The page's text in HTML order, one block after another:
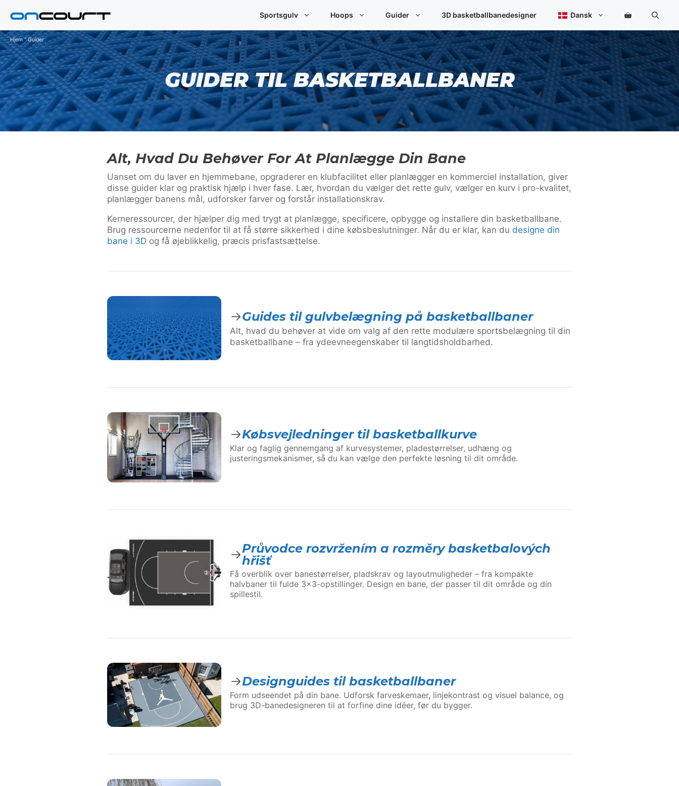
Sportsgulv Hoops Guider 3D basketballbanedesigner Dansk
Hjem"Guider
GUIDER TIL BASKETBALLBANER
Alt, Hvad Du Behøver For At Planlægge Din Bane
Uanset om du laver en hjemmebane, opgraderer en klubfacilitet eller planlægger en kommerciel installation, giver
disse guider klar og praktisk hjælp i hver fase. Lær, hvordan du vælger det rette gulv, vælger en kurv i pro-kvalitet,
planlægger banens mål, udforsker farver og forstår installationskrav.
Kerne­ressourcer, der hjælper dig med trygt at planlægge, specificere, opbygge og installere din basketballbane.
Brug ressourcerne nedenfor til at få større sikkerhed i dine købsbeslutninger. Når du er klar, kan du designe din
bane i 3D og få øjeblikkelig, præcis prisfastsættelse.
Guides til gulvbelægning på basketballbaner
Alt, hvad du behøver at vide om valg af den rette modulære sportsbelægning til din
basketballbane – fra ydeevneegenskaber til langtidsholdbarhed.
Købsvejledninger til basketballkurve
Klar og faglig gennemgang af kurvesystemer, pladestørrelser, udhæng og
justeringsmekanismer, så du kan vælge den perfekte løsning til dit område.
Průvodce rozvržením a rozměry basketbalových
hřišť
Få overblik over banestørrelser, pladskrav og layoutmuligheder – fra kompakte
halvbaner til fulde 3×3-opstillinger. Design en bane, der passer til dit område og din
spillestil.
Designguides til basketballbaner
Form udseendet på din bane. Udforsk farveskemaer, linjekontrast og visuel balance, og
brug 3D-bane­designeren til at forfine dine idéer, før du bygger.